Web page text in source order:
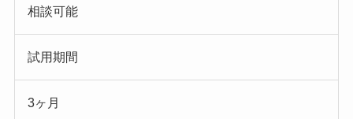
相談可能
試用期間
3ヶ月